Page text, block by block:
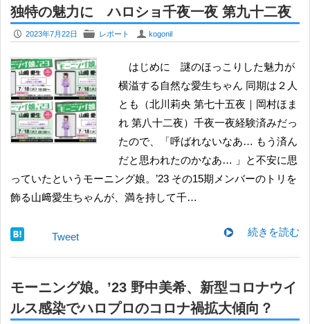
独特の魅力に ハロショ千夜一夜 第九十二夜
P 2023年7月22日 F レポート U kogonil
はじめに 謎のほっこりした魅力が
横溢する自然な愛生ちゃん 同期は２人
とも（北川莉央 第七十五夜｜岡村ほま
れ 第八十二夜）千夜一夜経験済みだっ
たので、「呼ばれないなあ… もう済ん
だと思われたのかなあ… 」と不安に思
っていたというモーニング娘。’23 その15期メンバーのトリを
飾る山﨑愛生ちゃんが、満を持して千…
続きを読む
Tweet
モーニング娘。’23 野中美希、新型コロナウイ
ルス感染でハロプロのコロナ禍拡大傾向？